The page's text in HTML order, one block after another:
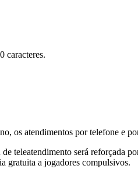
caracteres.
os atendimentos por telefone e
teleatendimento será reforçada
gratuita a jogadores compulsivos.